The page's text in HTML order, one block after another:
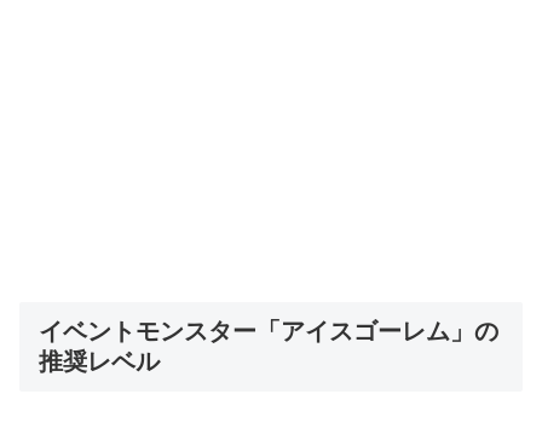
イベントモンスター「アイスゴーレム」の
推奨レベル